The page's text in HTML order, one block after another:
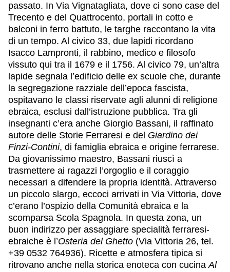
passato. In Via Vignatagliata, dove ci sono case del
Trecento e del Quattrocento, portali in cotto e
balconi in ferro battuto, le targhe raccontano la vita
di un tempo. Al civico 33, due lapidi ricordano
Isacco Lampronti, il rabbino, medico e filosofo
vissuto qui tra il 1679 e il 1756. Al civico 79, un’altra
lapide segnala l’edificio delle ex scuole che, durante
la segregazione razziale dell’epoca fascista,
ospitavano le classi riservate agli alunni di religione
ebraica, esclusi dall’istruzione pubblica. Tra gli
insegnanti c’era anche Giorgio Bassani, il raffinato
autore delle Storie Ferraresi e del Giardino dei
Finzi-Contini, di famiglia ebraica e origine ferrarese.
Da giovanissimo maestro, Bassani riuscì a
trasmettere ai ragazzi l’orgoglio e il coraggio
necessari a difendere la propria identità. Attraverso
un piccolo slargo, eccoci arrivati in Via Vittoria, dove
c’erano l’ospizio della Comunità ebraica e la
scomparsa Scola Spagnola. In questa zona, un
buon indirizzo per assaggiare specialità ferraresi-
ebraiche è l’Osteria del Ghetto (Via Vittoria 26, tel.
+39 0532 764936). Ricette e atmosfera tipica si
ritrovano anche nella storica enoteca con cucinaAl